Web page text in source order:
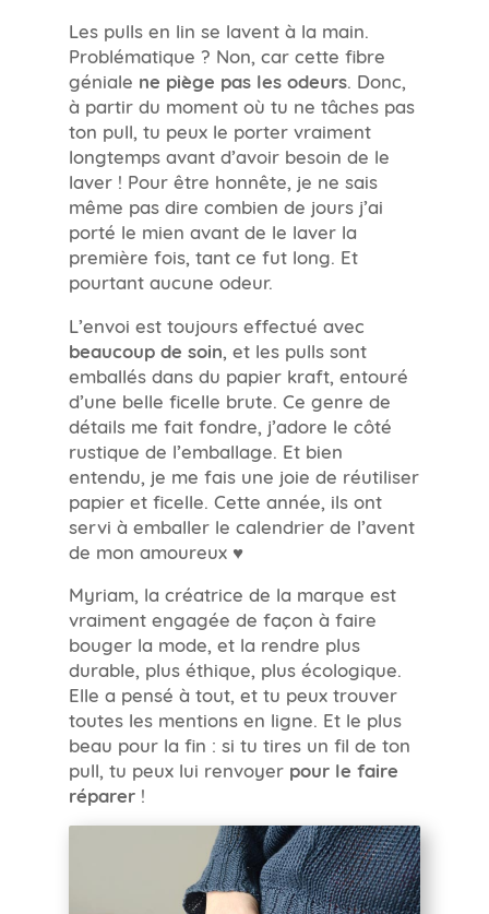
Les pulls en lin se lavent à la main.
Problématique ? Non, car cette fibre
géniale ne piège pas les odeurs. Donc,
à partir du moment où tu ne tâches pas
ton pull, tu peux le porter vraiment
longtemps avant d’avoir besoin de le
laver ! Pour être honnête, je ne sais
même pas dire combien de jours j’ai
porté le mien avant de le laver la
première fois, tant ce fut long. Et
pourtant aucune odeur.
L’envoi est toujours effectué avec
beaucoup de soin , et les pulls sont
emballés dans du papier kraft, entouré
d’une belle ficelle brute. Ce genre de
détails me fait fondre, j’adore le côté
rustique de l’emballage. Et bien
entendu, je me fais une joie de réutiliser
papier et ficelle. Cette année, ils ont
servi à emballer le calendrier de l’avent
de mon amoureux ♥
Myriam, la créatrice de la marque est
vraiment engagée de façon à faire
bouger la mode, et la rendre plus
durable, plus éthique, plus écologique.
Elle a pensé à tout, et tu peux trouver
toutes les mentions en ligne. Et le plus
beau pour la fin : si tu tires un fil de ton
pull, tu peux lui renvoyer pour le faire
réparer!